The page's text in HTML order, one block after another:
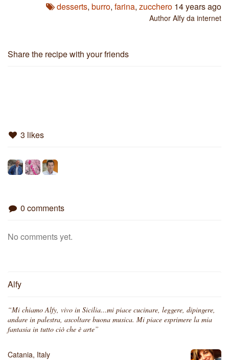
desserts, burro, farina, zucchero 14 years ago
Author Alfy da internet
Share the recipe with your friends
3 likes
0 comments
No comments yet.
Alfy
“Mi chiamo Alfy, vivo in Sicilia...mi piace cucinare, leggere, dipingere,
andare in palestra, ascoltare buona musica. Mi piace esprimere la mia
fantasia in tutto ciò che è arte”
Catania, Italy